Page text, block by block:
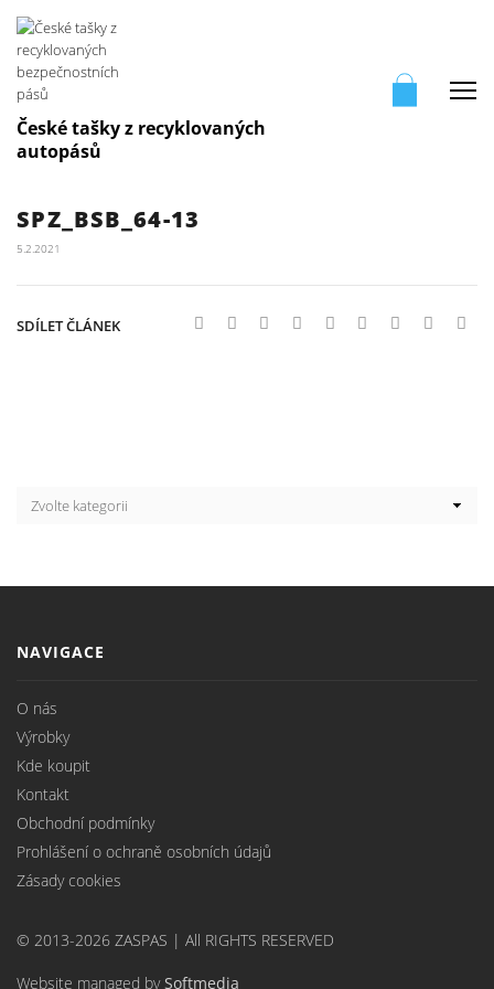
České tašky z recyklovaných
autopásů
SPZ_BSB_64-13
5.2.2021
SDÍLET ČLÁNEK
NAVIGACE
O nás
Výrobky
Kde koupit
Kontakt
Obchodní podmínky
Prohlášení o ochraně osobních údajů
Zásady cookies
© 2013-2026 ZASPAS | All RIGHTS RESERVED
Website managed bySoftmedia